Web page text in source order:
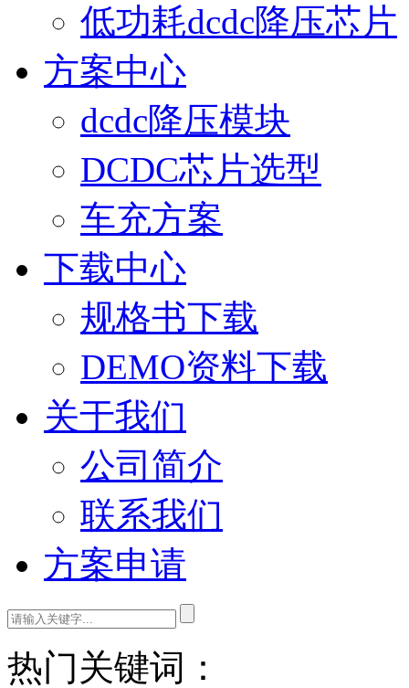
低功耗dcdc降压芯片
方案中心
dcdc降压模块
DCDC芯片选型
车充方案
下载中心
规格书下载
DEMO资料下载
关于我们
公司简介
联系我们
方案申请
热门关键词：